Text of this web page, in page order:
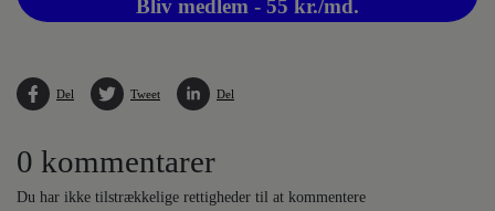
Bliv medlem - 55 kr./md.
Del Tweet Del
0 kommentarer
Du har ikke tilstrækkelige rettigheder til at kommentere